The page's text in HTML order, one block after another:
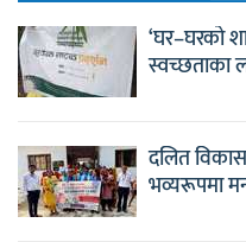
‘घर–घरको
स्वच्छताका
दलित विकास
भव्यरूपमा